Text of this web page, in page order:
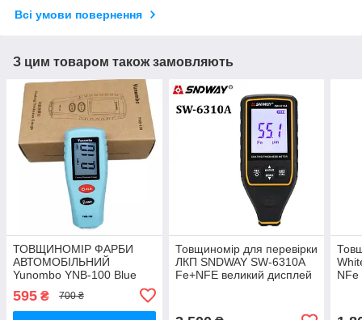
Всі умови повернення
З цим товаром також замовляють
ТОВЩИНОМІР ФАРБИ
АВТОМОБІЛЬНИЙ
Yunombo YNB-100 Blue
калібрування
595 ₴ 700 ₴
Товщиномір для перевірки
ЛКП SNDWAY SW-6310A
Fe+NFE великий дисплей
NFe